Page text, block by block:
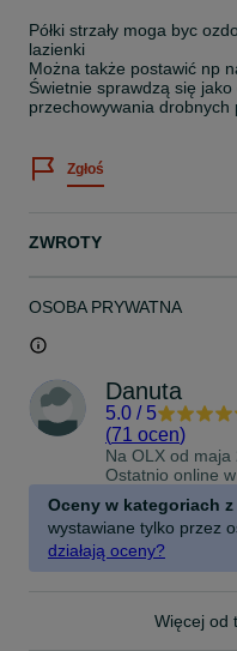
Półki strzały moga byc
lazienki
Można także postawić np
Świetnie sprawdzą się
przechowywania drobnych
Zgłoś
ZWROTY
OSOBA PRYWATNA
Danuta
5.0 / 5
(71 ocen)
Na OLX od maja
Ostatnio online
Oceny w kategoriach z
wystawiane tylko przez
działają oceny?
Więcej od